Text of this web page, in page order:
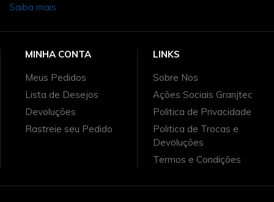
Saiba mais
MINHA CONTA
Meus Pedidos
Lista de Desejos
Devoluções
Rastreie seu Pedido
LINKS
Sobre Nos
Ações Sociais Granjtec
Politica de Privacidade
Politica de Trocas e
Devoluções
Termos e Condições